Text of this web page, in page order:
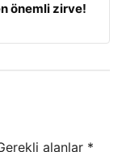
önemli zirve!
alanlar *